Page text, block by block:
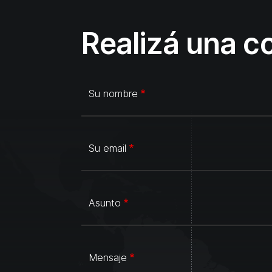
Realizá una
Su nombre
Su email
Asunto
Mensaje